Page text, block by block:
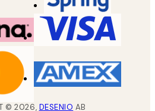
©2026, DESENIO AB